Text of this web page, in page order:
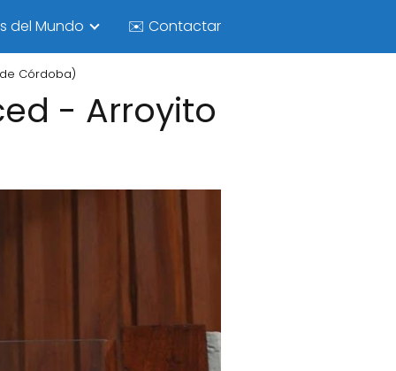
del Mundo ✉️ Contactar
Córdoba)
- Arroyito